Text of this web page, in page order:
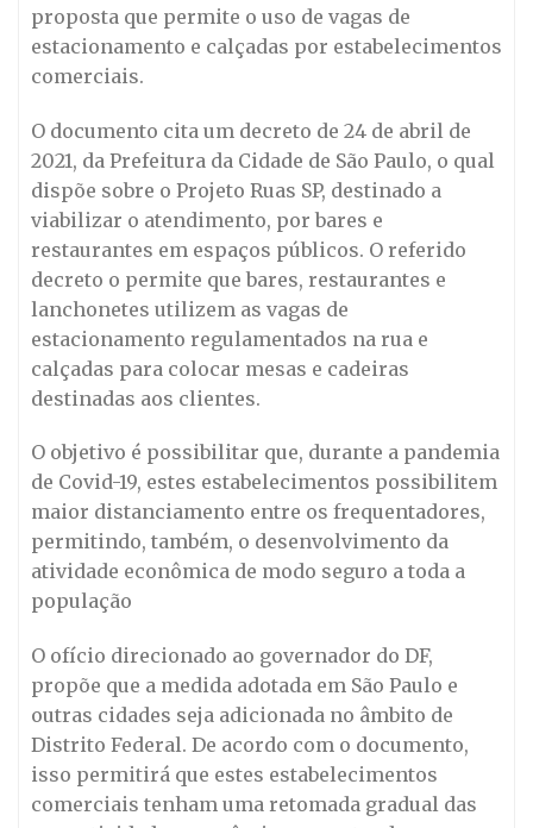
proposta que permite o uso de vagas de
estacionamento e calçadas por estabelecimentos
comerciais.
O documento cita um decreto de 24 de abril de
2021, da Prefeitura da Cidade de São Paulo, o qual
dispõe sobre o Projeto Ruas SP, destinado a
viabilizar o atendimento, por bares e
restaurantes em espaços públicos. O referido
decreto o permite que bares, restaurantes e
lanchonetes utilizem as vagas de
estacionamento regulamentados na rua e
calçadas para colocar mesas e cadeiras
destinadas aos clientes.
O objetivo é possibilitar que, durante a pandemia
de Covid-19, estes estabelecimentos possibilitem
maior distanciamento entre os frequentadores,
permitindo, também, o desenvolvimento da
atividade econômica de modo seguro a toda a
população
O ofício direcionado ao governador do DF,
propõe que a medida adotada em São Paulo e
outras cidades seja adicionada no âmbito de
Distrito Federal. De acordo com o documento,
isso permitirá que estes estabelecimentos
comerciais tenham uma retomada gradual das